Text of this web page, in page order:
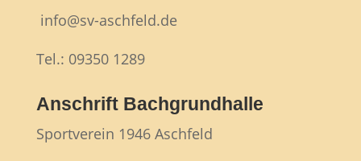
info@sv-aschfeld.de
Tel.: 09350 1289
Anschrift Bachgrundhalle
Sportverein 1946 Aschfeld